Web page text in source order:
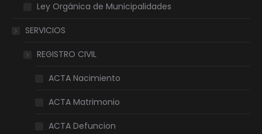
Ley Orgánica de Municipalidades
SERVICIOS
REGISTRO CIVIL
ACTA Nacimiento
ACTA Matrimonio
ACTA Defuncion